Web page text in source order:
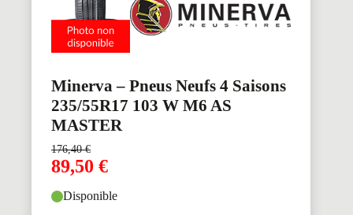
Minerva – Pneus Neufs 4 Saisons
235/55R17 103 W M6 AS
MASTER
176,40€
89,50 €
Disponible